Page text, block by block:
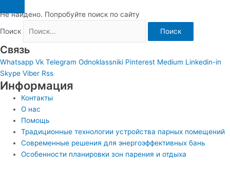
Не найдено. Попробуйте поиск по сайту
Поиск Поиск
Связь
Whatsapp Vk Telegram Odnoklassniki Pinterest Medium Linkedin-in
Skype Viber Rss
Информация
Контакты
О нас
Помощь
Традиционные технологии устройства парных помещений
Современные решения для энергоэффективных бань
Особенности планировки зон парения и отдыха